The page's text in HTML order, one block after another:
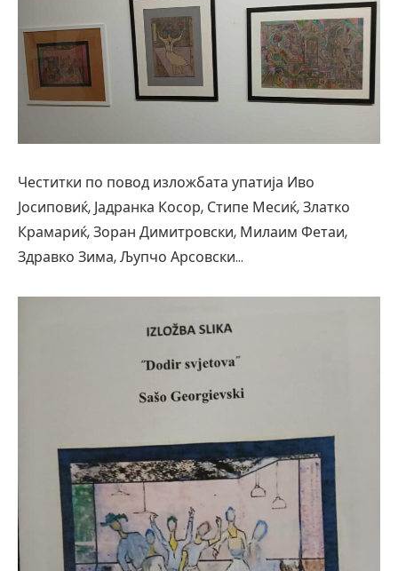
Честитки по повод изложбата упатија Иво
Јосиповиќ, Јадранка Косор, Стипе Месиќ, Златко
Крамариќ, Зоран Димитровски, Милаим Фетаи,
Здравко Зима, Љупчо Арсовски…